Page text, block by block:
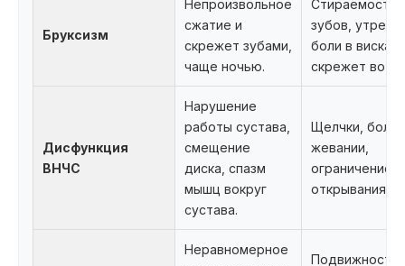
Бруксизм
Непроизвольное
сжатие и
скрежет зубами,
чаще ночью.
Стираемость
зубов,
боли в висках,
скрежет во
Дисфункция
ВНЧС
Нарушение
работы сустава,
смещение
диска, спазм
мышц вокруг
сустава.
Щелчки, боль
жевании,
ограничение
открывания
Неравномерное
Подвижность